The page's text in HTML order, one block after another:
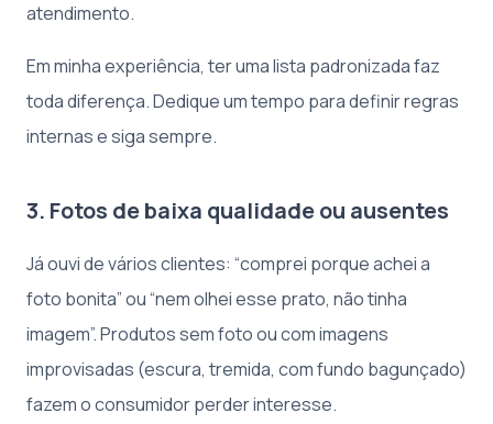
atendimento.
Em minha experiência, ter uma lista padronizada faz
toda diferença. Dedique um tempo para definir regras
internas e siga sempre.
3. Fotos de baixa qualidade ou ausentes
Já ouvi de vários clientes: “comprei porque achei a
foto bonita” ou “nem olhei esse prato, não tinha
imagem”. Produtos sem foto ou com imagens
improvisadas (escura, tremida, com fundo bagunçado)
fazem o consumidor perder interesse.